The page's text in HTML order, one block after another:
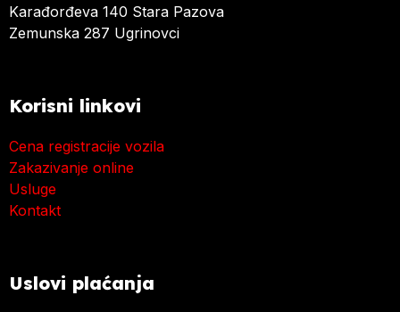
Karađorđeva 140 Stara Pazova
Zemunska 287 Ugrinovci
Korisni linkovi
Cena registracije vozila
Zakazivanje online
Usluge
Kontakt
Uslovi plaćanja